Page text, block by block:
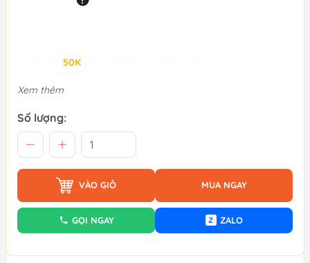
50K
Xem thêm
Số lượng:
VÀO GIỎ MUA NGAY
GỌI NGAY Z ZALO